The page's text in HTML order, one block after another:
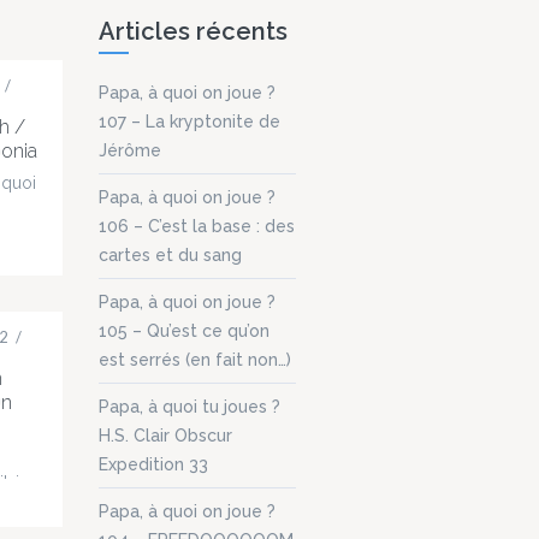
/
/
quoi
/
Articles récents
Papa, à quoi on joue ?
107 – La kryptonite de
Jérôme
Papa, à quoi on joue ?
106 – C’est la base : des
cartes et du sang
Papa, à quoi on joue ?
105 – Qu’est ce qu’on
est serrés (en fait non…)
Papa, à quoi tu joues ?
H.S. Clair Obscur
Expedition 33
Papa, à quoi on joue ?